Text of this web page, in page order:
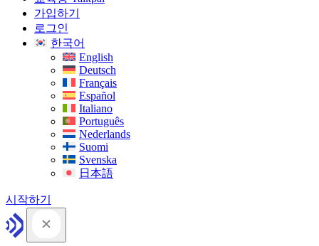
가입하기
로그인
한국어
English
Deutsch
Français
Español
Italiano
Português
Nederlands
Suomi
Svenska
日本語
시작하기